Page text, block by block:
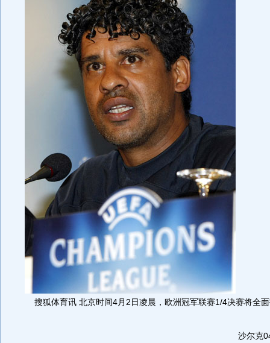
搜狐体育讯 北京时间4月2日凌晨，欧洲冠军联赛1/4决赛将全
沙尔克